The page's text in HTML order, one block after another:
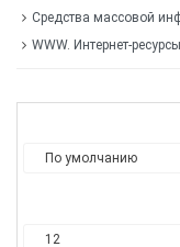
Средства массовой
WWW. Интернет-